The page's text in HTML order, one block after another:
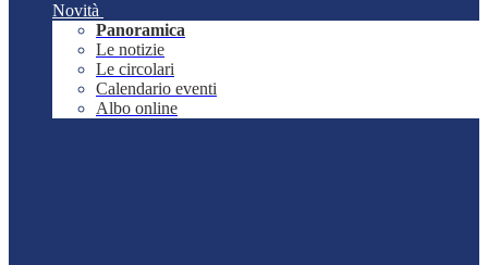
Novità
Panoramica
Le notizie
Le circolari
Calendario eventi
Albo online